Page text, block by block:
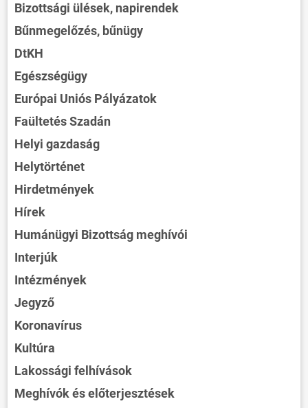
Bizottsági ülések, napirendek
Bűnmegelőzés, bűnügy
DtKH
Egészségügy
Európai Uniós Pályázatok
Faültetés Szadán
Helyi gazdaság
Helytörténet
Hirdetmények
Hírek
Humánügyi Bizottság meghívói
Interjúk
Intézmények
Jegyző
Koronavírus
Kultúra
Lakossági felhívások
Meghívók és előterjesztések